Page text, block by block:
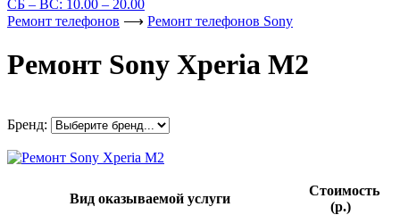
СБ – ВС: 10.00 – 20.00
Ремонт телефонов ⟶ Ремонт телефонов Sony
Ремонт Sony Xperia M2
Бренд:
Вид оказываемой услуги
Стоимость
(р.)